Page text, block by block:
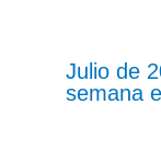
Julio de
semana